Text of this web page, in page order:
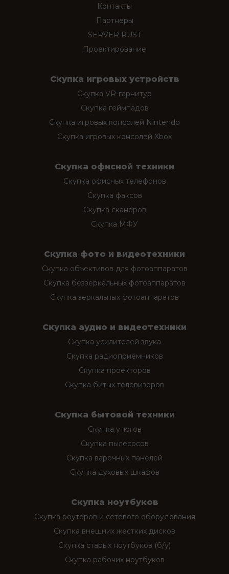
Контакты
Партнеры
SERVER RUST
Проектирование
Скупка игровых устройств
Скупка VR-гарнитур
Скупка геймпадов
Скупка игровых консолей Nintendo
Скупка игровых консолей Xbox
Скупка офисной техники
Скупка офисных телефонов
Скупка факсов
Скупка сканеров
Скупка МФУ
Скупка фото и видеотехники
Скупка объективов для фотоаппаратов
Скупка беззеркальных фотоаппаратов
Скупка зеркальных фотоаппаратов
Скупка аудио и видеотехники
Скупка усилителей звука
Скупка радиоприёмников
Скупка проекторов
Скупка битых телевизоров
Скупка бытовой техники
Скупка утюгов
Скупка пылесосов
Скупка варочных панелей
Скупка духовых шкафов
Скупка ноутбуков
Скупка роутеров и сетевого оборудования
Скупка внешних жестких дисков
Скупка старых ноутбуков (б/у)
Скупка рабочих ноутбуков